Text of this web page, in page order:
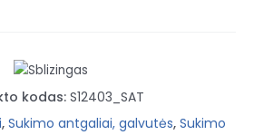
kodas: S12403_SAT
, Sukimo antgaliai, galvutės, Sukimo